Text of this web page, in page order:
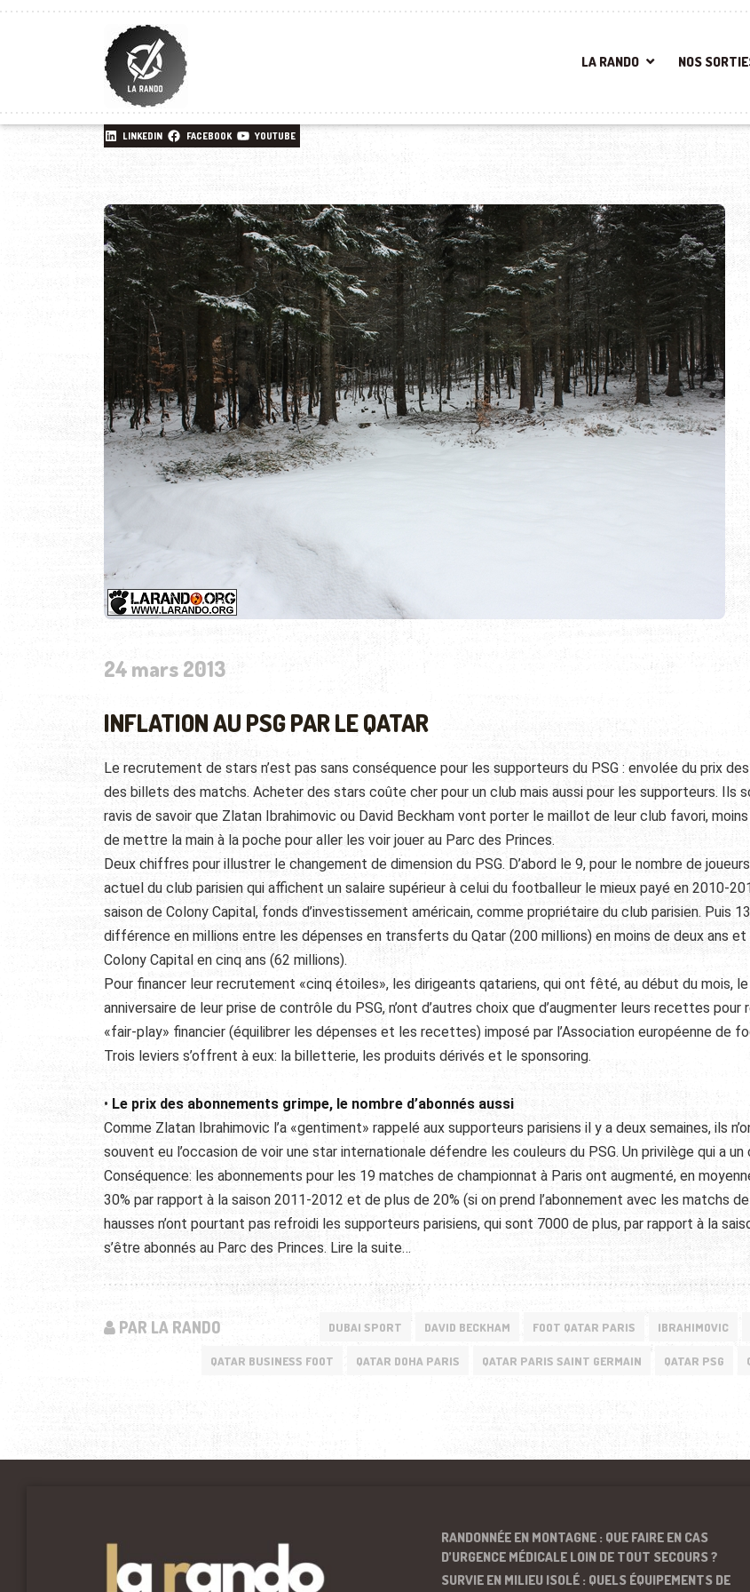
LA RANDO NOS
LINKEDIN FACEBOOK YOUTUBE
24 mars 2013
INFLATION AU PSG PAR LE QATAR
Le recrutement de stars n’est pas sans conséquence pour les supporteurs du PSG : envolée du prix
des billets des matchs. Acheter des stars coûte cher pour un club mais aussi pour les supporteurs. Ils
ravis de savoir que Zlatan Ibrahimovic ou David Beckham vont porter le maillot de leur club favori, moins
de mettre la main à la poche pour aller les voir jouer au Parc des Princes.
Deux chiffres pour illustrer le changement de dimension du PSG. D’abord le 9, pour le nombre de
actuel du club parisien qui affichent un salaire supérieur à celui du footballeur le mieux payé en 2010-
saison de Colony Capital, fonds d’investissement américain, comme propriétaire du club parisien. Puis
différence en millions entre les dépenses en transferts du Qatar (200 millions) en moins de deux ans
Colony Capital en cinq ans (62 millions).
Pour financer leur recrutement «cinq étoiles», les dirigeants qatariens, qui ont fêté, au début du mois,
anniversaire de leur prise de contrôle du PSG, n’ont d’autres choix que d’augmenter leurs recettes
«fair-play» financier (équilibrer les dépenses et les recettes) imposé par l’Association européenne de
Trois leviers s’offrent à eux: la billetterie, les produits dérivés et le sponsoring.
• Le prix des abonnements grimpe, le nombre d’abonnés aussi
Comme Zlatan Ibrahimovic l’a «gentiment» rappelé aux supporteurs parisiens il y a deux semaines, ils
souvent eu l’occasion de voir une star internationale défendre les couleurs du PSG. Un privilège qui a un
Conséquence: les abonnements pour les 19 matches de championnat à Paris ont augmenté, en
30% par rapport à la saison 2011-2012 et de plus de 20% (si on prend l’abonnement avec les matchs de
hausses n’ont pourtant pas refroidi les supporteurs parisiens, qui sont 7000 de plus, par rapport à la
s’être abonnés au Parc des Princes. Lire la suite…
PAR LA RANDO DUBAI SPORT DAVID BECKHAM FOOT QATAR PARIS IBRAHIMOVIC
QATAR BUSINESS FOOT QATAR DOHA PARIS QATAR PARIS SAINT GERMAIN QATAR PSG
RANDONNÉE EN MONTAGNE : QUE FAIRE EN CAS
D’URGENCE MÉDICALE LOIN DE TOUT SECOURS ?
SURVIE EN MILIEU ISOLÉ : QUELS ÉQUIPEMENTS DE